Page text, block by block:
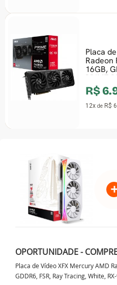
Placa
Radeon
16GB,
PRIME-
R$
12xdeR$
OPORTUNIDADE -
Placa de Vídeo XFX Mercury AMD
GDDR6, FSR, Ray Tracing, White,